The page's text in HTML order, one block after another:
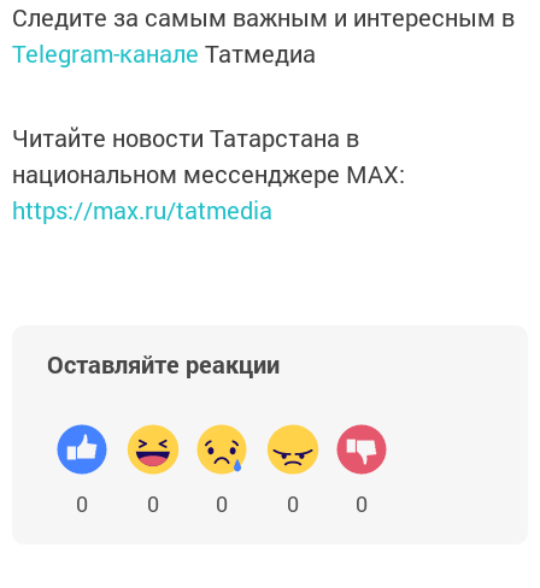
Следите за самым важным и интересным в
Telegram-канале Татмедиа
Читайте новости Татарстана в
национальном мессенджере MАХ:
https://max.ru/tatmedia
Оставляйте реакции
0 0 0 0 0